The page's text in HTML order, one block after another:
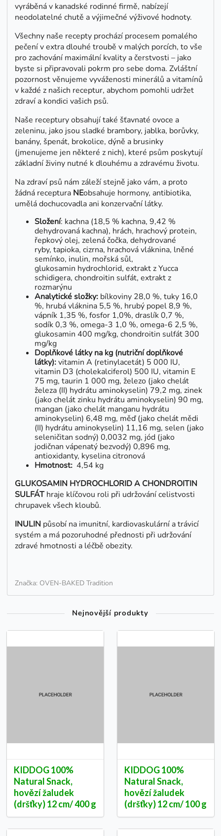
vyráběná v kanadské rodinné firmě, nabízejí
neodolatelné chutě a výjimečné výživové hodnoty.
Všechny naše recepty prochází procesem pomalého
pečení v extra dlouhé troubě v malých porcích, to vše
pro zachování maximální kvality a čerstvosti – jako
byste si připravovali pokrm pro sebe doma. Zvláštní
pozornost věnujeme vyváženosti minerálů a vitamínů
v každé z našich receptur, abychom pomohli udržet
zdraví a kondici vašich psů.
Naše receptury obsahují také šťavnaté ovoce a
zeleninu, jako jsou sladké brambory, jablka, borůvky,
banány, špenát, brokolice, dýně a brusinky
(jmenujeme jen některé z nich), které psům poskytují
základní živiny nutné k dlouhému a zdravému životu.
Na zdraví psů nám záleží stejně jako vám, a proto
žádná receptura NEobsahuje hormony, antibiotika,
umělá dochucovadla ani konzervační látky.
Složení: kachna (18,5 % kachna, 9,42 %
dehydrovaná kachna), hrách, hrachový protein,
řepkový olej, zelená čočka, dehydrované
ryby, tapioka, cizrna, hrachová vláknina, lněné
semínko, inulin, mořská sůl,
glukosamin hydrochlorid, extrakt z Yucca
schidigera, chondroitin sulfát, extrakt z
rozmarýnu
Analytické složky: bílkoviny 28,0 %, tuky 16,0
%, hrubá vláknina 5,5 %, hrubý popel 8,9 %,
vápník 1,35 %, fosfor 1,0%, draslík 0,7 %,
sodík 0,3 %, omega-3 1,0 %, omega-6 2,5 %,
glukosamin 400 mg/kg, chondroitin sulfát 300
mg/kg
Doplňkové látky na kg (nutriční doplňkové
látky):vitamin A (retinylacetát) 5 000 IU,
vitamin D3 (cholekalciferol) 500 IU, vitamin E
75 mg, taurin 1 000 mg, železo (jako chelát
železa (II) hydrátu aminokyselin) 79,2 mg, zinek
(jako chelát zinku hydrátu aminokyselin) 90 mg,
mangan (jako chelát manganu hydrátu
aminokyselin) 6,48 mg, měď (jako chelát mědi
(II) hydrátu aminokyselin) 11,16 mg, selen (jako
seleničitan sodný) 0,0032 mg, jód (jako
jodičnan vápenatý bezvodý) 0,896 mg,
antioxidanty, kyselina citronová
Hmotnost: 4,54 kg
GLUKOSAMIN HYDROCHLORID A CHONDROITIN
SULFÁThraje klíčovou roli při udržování celistvosti
chrupavek všech kloubů.
INULIN působí na imunitní, kardiovaskulární a trávicí
systém a má pozoruhodné přednosti při udržování
zdravé hmotnosti a léčbě obezity.
Značka: OVEN-BAKED Tradition
Nejnovější produkty
KIDDOG 100%
Natural Snack,
hovězí žaludek
(dršťky) 12 cm/ 400 g
KIDDOG 100%
Natural Snack,
hovězí žaludek
(dršťky) 12 cm/ 100 g